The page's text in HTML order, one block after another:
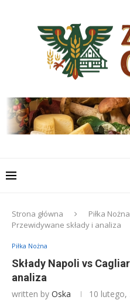
Strona główna Piłka Nożna
Przewidywane składy i analiza
Piłka Nożna
Składy Napoli vs
analiza
written by Oska 10 lutego,